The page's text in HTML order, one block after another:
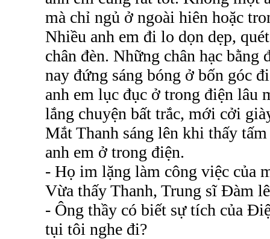
mà chỉ ngủ ở ngoài hiên hoặc
Nhiều anh em đi lo dọn dẹp,
chân đèn. Những chân hạc bằng
nay đứng sáng bóng ở bốn góc
anh em lục đục ở trong điện lâu
lắng chuyện bất trắc, mới cởi
Mắt Thanh sáng lên khi thấy
anh em ở trong điện.
- Họ im lặng làm công việc của
Vừa thấy Thanh, Trung sĩ Đàm
- Ông thầy có biết sự tích của
tụi tôi nghe đi?